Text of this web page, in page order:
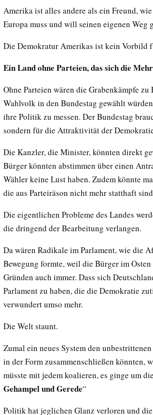
Amerika ist alles andere als ein Freund,
Europa muss und will seinen eigenen Weg
Die Demokratur Amerikas ist kein Vorbild
Ein Land ohne Parteien, das sich die
Ohne Parteien wären die Grabenkämpfe
Wahlvolk in den Bundestag gewählt
ihre Politik zu messen. Der Bundestag
sondern für die Attraktivität der
Die Kanzler, die Minister, könnten direkt
Bürger könnten abstimmen über einen
Wähler keine Lust haben. Zudem könnte
die aus Parteiräson nicht mehr statthaft
Die eigentlichen Probleme des Landes
die dringend der Bearbeitung verlangen.
Da wären Radikale im Parlament, wie die
Bewegung formte, weil die Bürger im
Gründen auch immer. Dass sich
Parlament zu haben, die die Demokratie
verwundert umso mehr.
Die Welt staunt.
Zumal ein neues System den
in der Form zusammenschließen könnten,
müsste mit jedem koalieren, es ginge um
Gehampel und Gerede“
Politik hat jeglichen Glanz verloren und